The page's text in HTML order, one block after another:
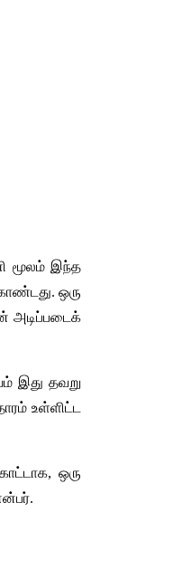
மூலம் இந்த
. ஒரு
அடிப்படைக்
இது தவறு
உள்ளிட்ட
, ஒரு
.